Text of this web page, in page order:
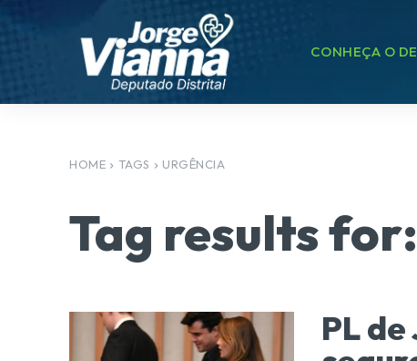
CONHEÇA O
HOME TAGS URGÊNCIA
Tag results for:
PL